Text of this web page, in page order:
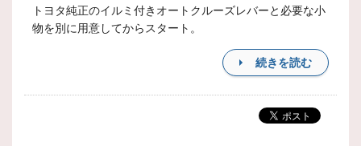
トヨタ純正のイルミ付きオートクルーズレバーと必要な小
物を別に用意してからスタート。
続きを読む